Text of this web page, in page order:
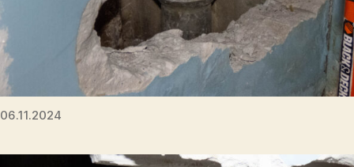
06.11.2024